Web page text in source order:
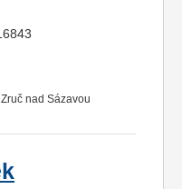
nad Sázavou